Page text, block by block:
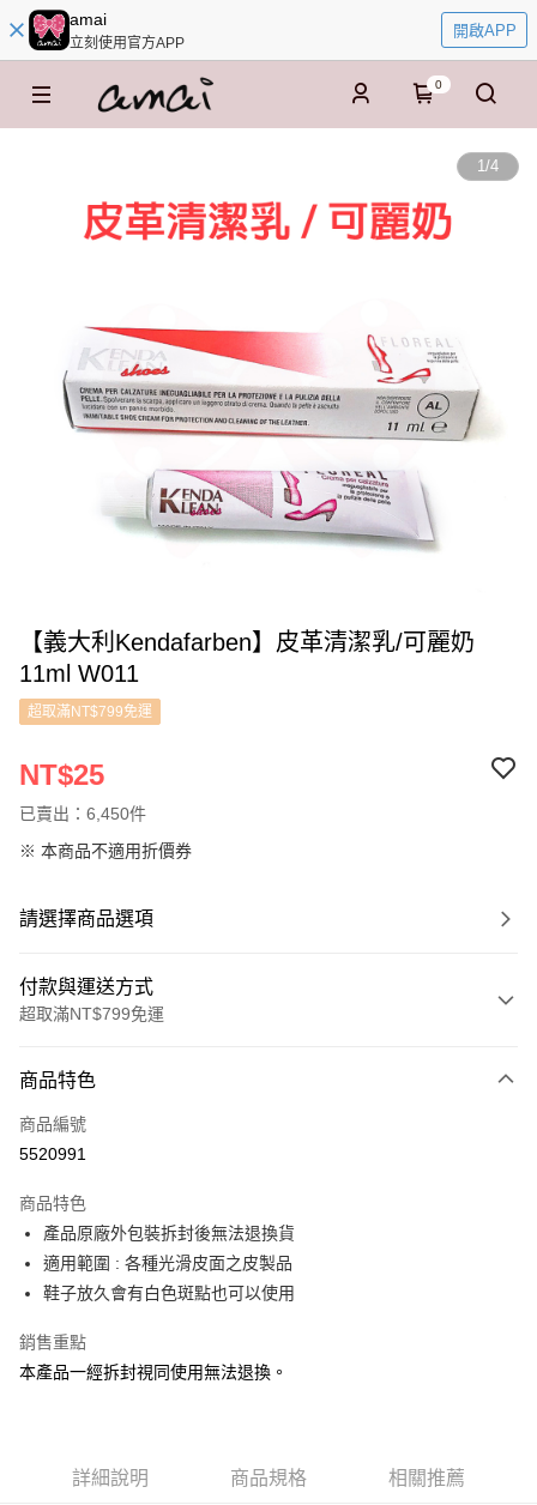
amai
立刻使用官方APP
開啟APP
0
1/4
【義大利Kendafarben】皮革清潔乳/可麗奶
11ml W011
超取滿NT$799免運
NT$25
已賣出：6,450件
※ 本商品不適用折價券
請選擇商品選項
付款與運送方式
超取滿NT$799免運
信用卡一次付款
超商取貨付款
Apple Pay
街口支付
大哥付你分期
流程，驗證手機門號後，選擇欲分期的期數、繳款截止日，確認付款後即完
相關說明
【關於「AFTEE先享後付」】
商品特色
商品編號
5520991
商品特色
產品原廠外包裝拆封後無法退換貨
適用範圍 : 各種光滑皮面之皮製品
鞋子放久會有白色斑點也可以使用
銷售重點
本產品一經拆封視同使用無法退換。
詳細說明 商品規格 相關推薦